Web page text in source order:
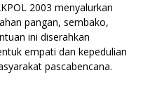
2003 menyalurkan
pangan, sembako,
ini diserahkan
empati dan kepedulian
pascabencana.